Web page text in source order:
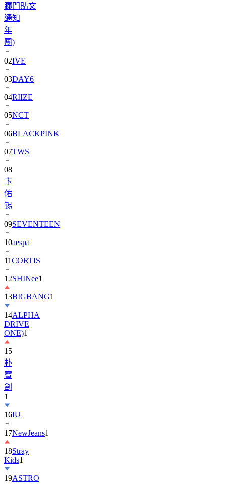
熱門貼文
通知
彈
少
年
團)
02IVE
03DAY6
04RIIZE
05NCT
06BLACKPINK
07TWS
08
卞
佑
锡
09SEVENTEEN
10aespa
11CORTIS
12SHINee1
13BIGBANG1
14ALPHA
DRIVE
ONE)1
15
朴
寶
劍
1
16IU
17NewJeans1
18Stray
Kids1
19ASTRO